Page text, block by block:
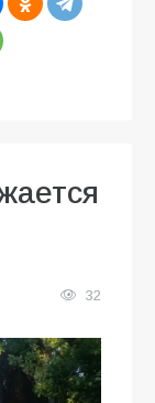
32